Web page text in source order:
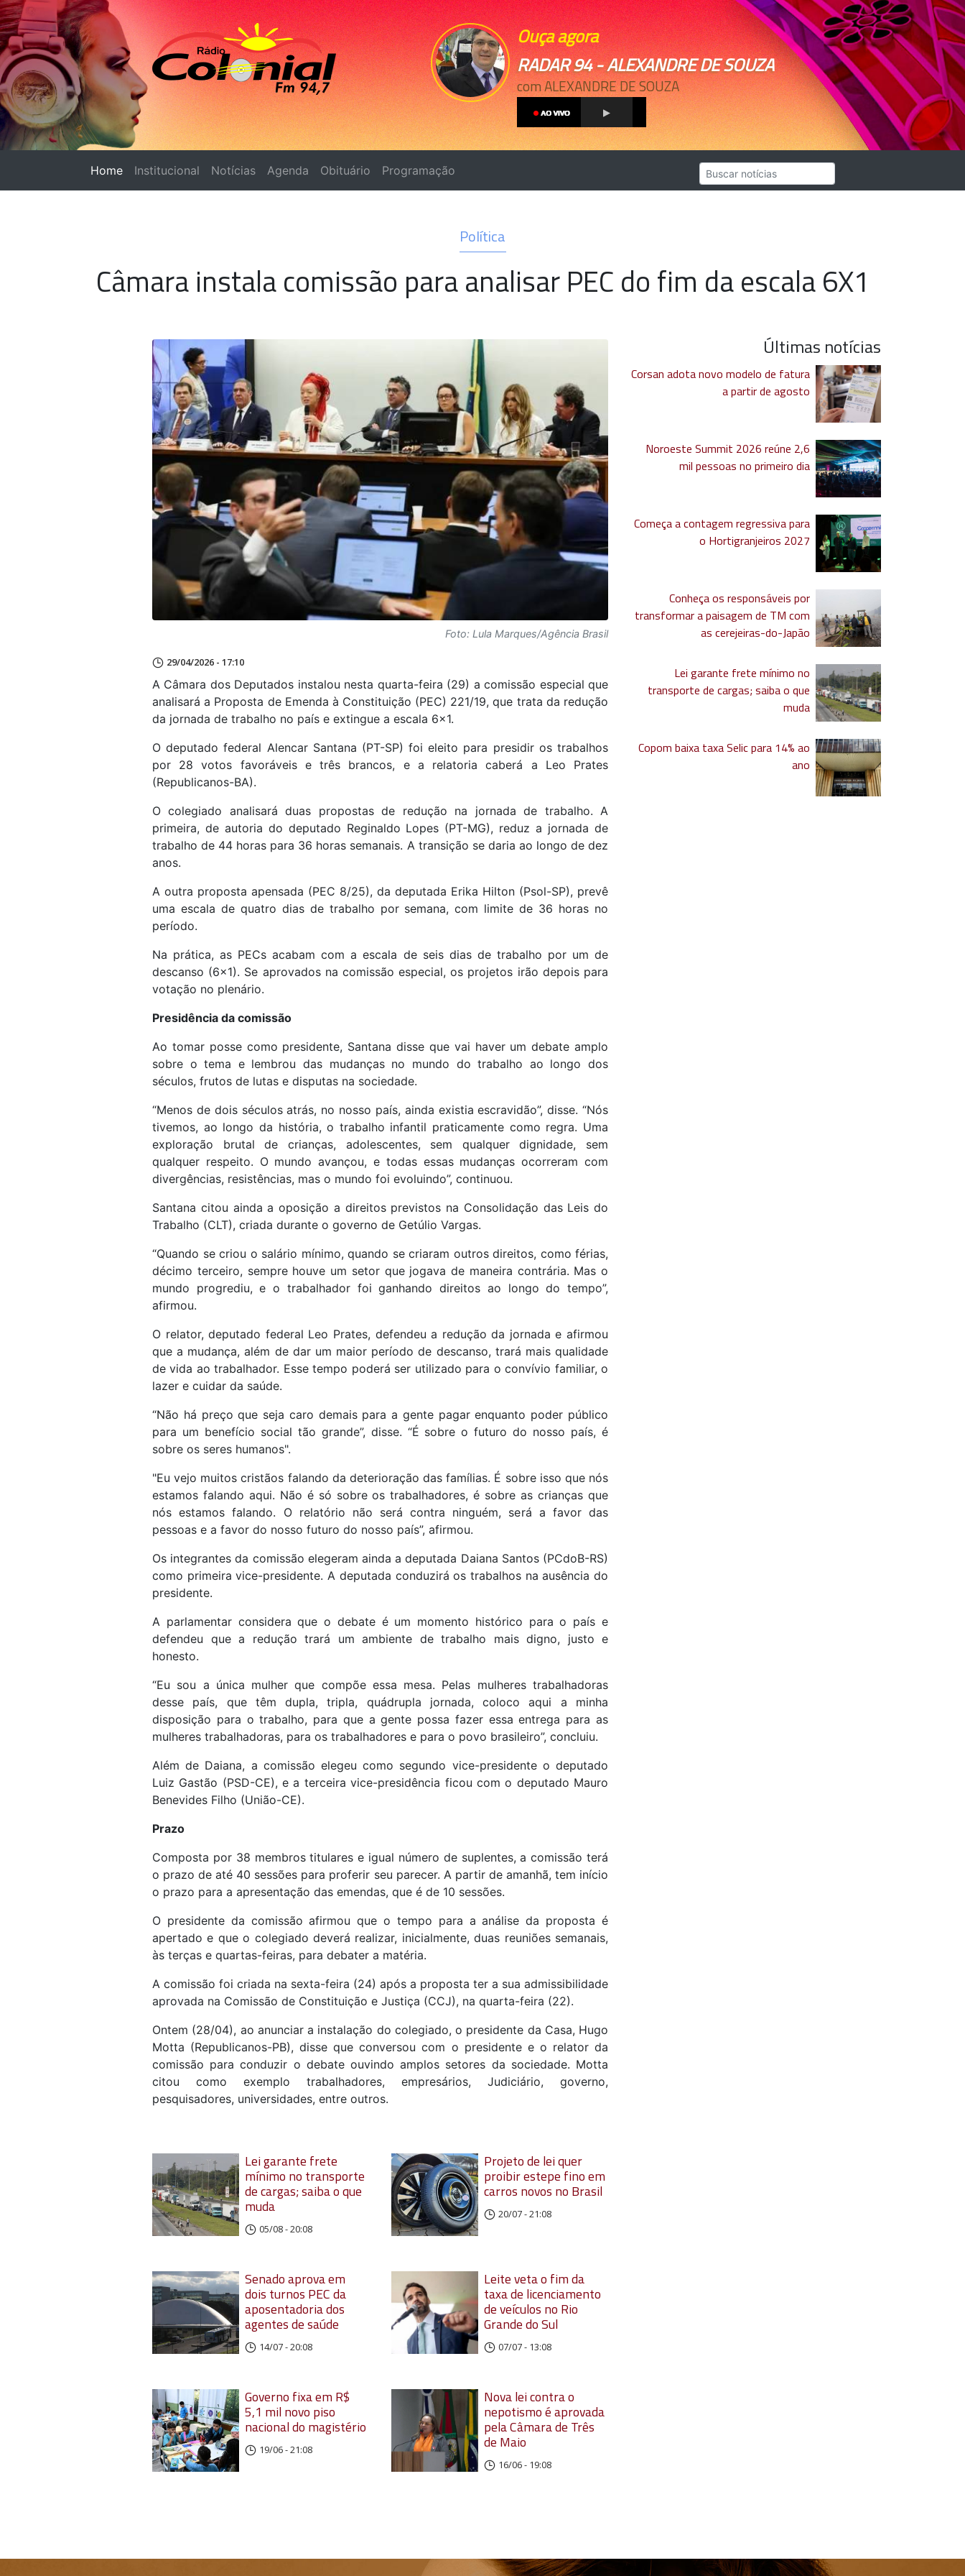
Ouça agora
RADAR 94 - ALEXANDRE DE SOUZA
com ALEXANDRE DE SOUZA
Home (página atual)
Institucional Notícias Agenda Obituário Programação
Política
Câmara instala comissão para analisar PEC do fim da escala 6X1
Foto: Lula Marques/Agência Brasil
29/04/2026 - 17:10
A Câmara dos Deputados instalou nesta quarta-feira (29) a comissão especial que
analisará a Proposta de Emenda à Constituição (PEC) 221/19, que trata da redução
da jornada de trabalho no país e extingue a escala 6x1.
O deputado federal Alencar Santana (PT-SP) foi eleito para presidir os trabalhos
por 28 votos favoráveis e três brancos, e a relatoria caberá a Leo Prates
(Republicanos-BA).
O colegiado analisará duas propostas de redução na jornada de trabalho. A
primeira, de autoria do deputado Reginaldo Lopes (PT-MG), reduz a jornada de
trabalho de 44 horas para 36 horas semanais. A transição se daria ao longo de dez
anos.
A outra proposta apensada (PEC 8/25), da deputada Erika Hilton (Psol-SP), prevê
uma escala de quatro dias de trabalho por semana, com limite de 36 horas no
período.
Na prática, as PECs acabam com a escala de seis dias de trabalho por um de
descanso (6x1). Se aprovados na comissão especial, os projetos irão depois para
votação no plenário.
Presidência da comissão
Ao tomar posse como presidente, Santana disse que vai haver um debate amplo
sobre o tema e lembrou das mudanças no mundo do trabalho ao longo dos
séculos, frutos de lutas e disputas na sociedade.
“Menos de dois séculos atrás, no nosso país, ainda existia escravidão”, disse. “Nós
tivemos, ao longo da história, o trabalho infantil praticamente como regra. Uma
exploração brutal de crianças, adolescentes, sem qualquer dignidade, sem
qualquer respeito. O mundo avançou, e todas essas mudanças ocorreram com
divergências, resistências, mas o mundo foi evoluindo”, continuou.
Santana citou ainda a oposição a direitos previstos na Consolidação das Leis do
Trabalho (CLT), criada durante o governo de Getúlio Vargas.
“Quando se criou o salário mínimo, quando se criaram outros direitos, como férias,
décimo terceiro, sempre houve um setor que jogava de maneira contrária. Mas o
mundo progrediu, e o trabalhador foi ganhando direitos ao longo do tempo”,
afirmou.
O relator, deputado federal Leo Prates, defendeu a redução da jornada e afirmou
que a mudança, além de dar um maior período de descanso, trará mais qualidade
de vida ao trabalhador. Esse tempo poderá ser utilizado para o convívio familiar, o
lazer e cuidar da saúde.
“Não há preço que seja caro demais para a gente pagar enquanto poder público
para um benefício social tão grande”, disse. “É sobre o futuro do nosso país, é
sobre os seres humanos".
"Eu vejo muitos cristãos falando da deterioração das famílias. É sobre isso que nós
estamos falando aqui. Não é só sobre os trabalhadores, é sobre as crianças que
nós estamos falando. O relatório não será contra ninguém, será a favor das
pessoas e a favor do nosso futuro do nosso país”, afirmou.
Os integrantes da comissão elegeram ainda a deputada Daiana Santos (PCdoB-RS)
como primeira vice-presidente. A deputada conduzirá os trabalhos na ausência do
presidente.
A parlamentar considera que o debate é um momento histórico para o país e
defendeu que a redução trará um ambiente de trabalho mais digno, justo e
honesto.
“Eu sou a única mulher que compõe essa mesa. Pelas mulheres trabalhadoras
desse país, que têm dupla, tripla, quádrupla jornada, coloco aqui a minha
disposição para o trabalho, para que a gente possa fazer essa entrega para as
mulheres trabalhadoras, para os trabalhadores e para o povo brasileiro”, concluiu.
Além de Daiana, a comissão elegeu como segundo vice-presidente o deputado
Luiz Gastão (PSD-CE), e a terceira vice-presidência ficou com o deputado Mauro
Benevides Filho (União-CE).
Prazo
Composta por 38 membros titulares e igual número de suplentes, a comissão terá
o prazo de até 40 sessões para proferir seu parecer. A partir de amanhã, tem início
o prazo para a apresentação das emendas, que é de 10 sessões.
O presidente da comissão afirmou que o tempo para a análise da proposta é
apertado e que o colegiado deverá realizar, inicialmente, duas reuniões semanais,
às terças e quartas-feiras, para debater a matéria.
A comissão foi criada na sexta-feira (24) após a proposta ter a sua admissibilidade
aprovada na Comissão de Constituição e Justiça (CCJ), na quarta-feira (22).
Ontem (28/04), ao anunciar a instalação do colegiado, o presidente da Casa, Hugo
Motta (Republicanos-PB), disse que conversou com o presidente e o relator da
comissão para conduzir o debate ouvindo amplos setores da sociedade. Motta
citou como exemplo trabalhadores, empresários, Judiciário, governo,
pesquisadores, universidades, entre outros.
Lei garante frete
mínimo no transporte
de cargas; saiba o que
muda
05/08 - 20:08
Projeto de lei quer
proibir estepe fino em
carros novos no Brasil
20/07 - 21:08
Senado aprova em
dois turnos PEC da
aposentadoria dos
agentes de saúde
14/07 - 20:08
Leite veta o fim da
taxa de licenciamento
de veículos no Rio
Grande do Sul
07/07 - 13:08
Governo fixa em R$
5,1 mil novo piso
nacional do magistério
19/06 - 21:08
Nova lei contra o
nepotismo é aprovada
pela Câmara de Três
de Maio
16/06 - 19:08
Últimas notícias
Corsan adota novo modelo de fatura
a partir de agosto
Noroeste Summit 2026 reúne 2,6
mil pessoas no primeiro dia
Começa a contagem regressiva para
o Hortigranjeiros 2027
Conheça os responsáveis por
transformar a paisagem de TM com
as cerejeiras-do-Japão
Lei garante frete mínimo no
transporte de cargas; saiba o que
muda
Copom baixa taxa Selic para 14% ao
ano